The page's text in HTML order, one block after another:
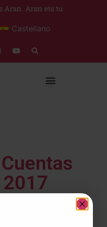
Aran. Aran ets tu
Castellano